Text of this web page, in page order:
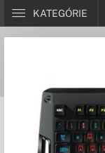
KATEGÓRIE